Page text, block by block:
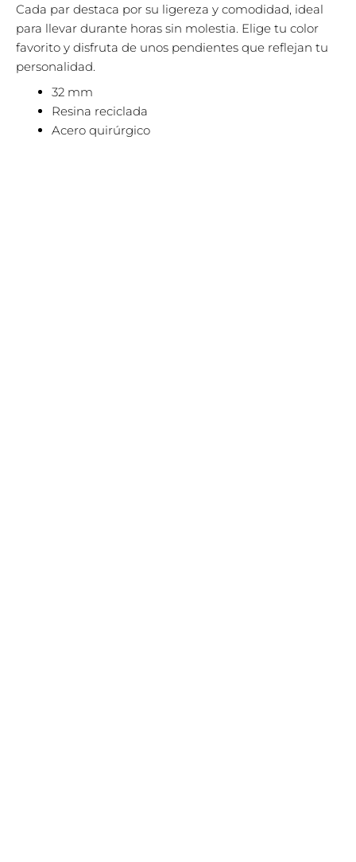
Cada par destaca por su ligereza y comodidad, ideal
para llevar durante horas sin molestia. Elige tu color
favorito y disfruta de unos pendientes que reflejan tu
personalidad.
32 mm
Resina reciclada
Acero quirúrgico